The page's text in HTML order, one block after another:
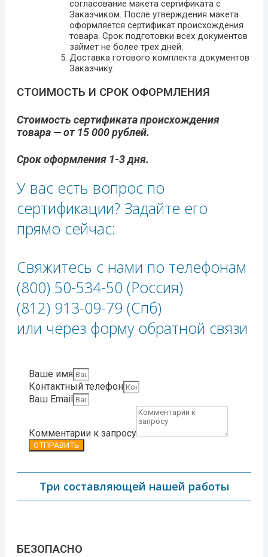
согласование макета сертификата с
Заказчиком. После утверждения макета
оформляется сертификат происхождения
товара. Срок подготовки всех документов
займет не более трех дней.
Доставка готового комплекта документов
Заказчику.
СТОИМОСТЬ И СРОК ОФОРМЛЕНИЯ
Стоимость сертификата происхождения
товара — от 15 000 рублей.
Срок оформления 1-3 дня.
У вас есть вопрос по
сертификации? Задайте его
прямо сейчас:
Свяжитесь с нами по телефонам
(800) 50-534-50 (Россия)
(812) 913-09-79 (Спб)
или через форму обратной связи​
Ваше имя
Контактный телефон
Ваш Email
Комментарии к запросу
ОТПРАВИТЬ
Три составляющей нашей работы
БЕЗОПАСНО